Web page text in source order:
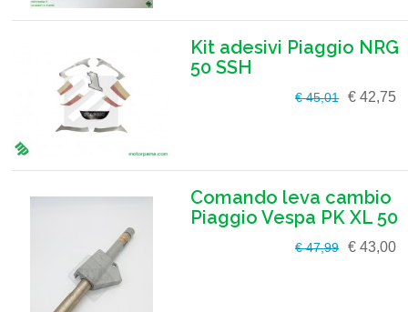
Kit adesivi Piaggio NRG
50 SSH
€ 45,01 € 42,75
Comando leva cambio
Piaggio Vespa PK XL 50
€ 47,99 € 43,00